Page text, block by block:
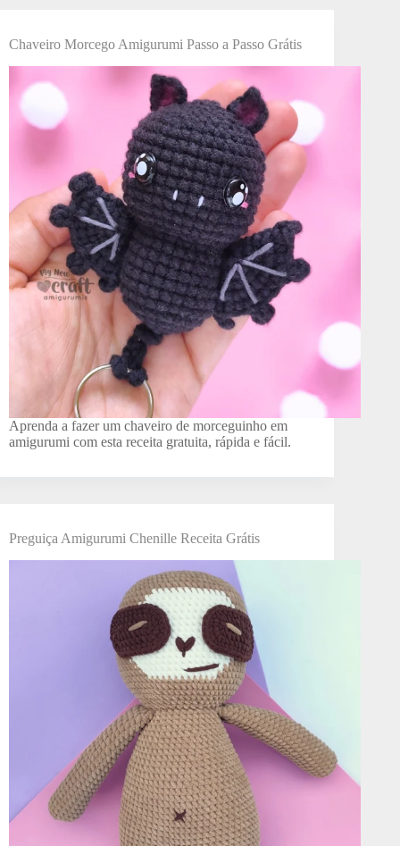
Chaveiro Morcego Amigurumi Passo a Passo Grátis
Aprenda a fazer um chaveiro de morceguinho em
amigurumi com esta receita gratuita, rápida e fácil.
Preguiça Amigurumi Chenille Receita Grátis